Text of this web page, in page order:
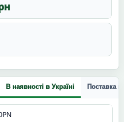
В наявності в Україні Поставка